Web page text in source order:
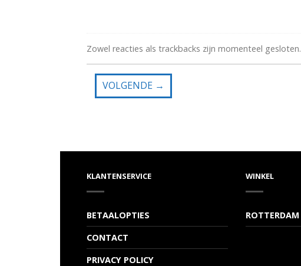
Zowel reacties als trackbacks zijn momenteel gesloten.
VOLGENDE →
KLANTENSERVICE
BETAALOPTIES
CONTACT
PRIVACY POLICY
WINKEL
ROTTERDAM